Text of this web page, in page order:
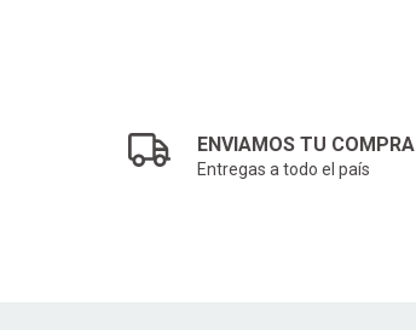
ENVIAMOS TU COMPRA
Entregas a todo el país